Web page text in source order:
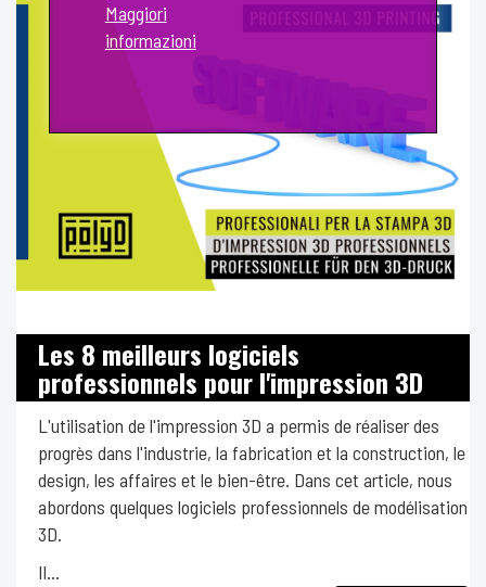
Les 8 meilleurs logiciels
professionnels pour l'impression 3D
L'utilisation de l'impression 3D a permis de réaliser des
progrès dans l'industrie, la fabrication et la construction, le
design, les affaires et le bien-être. Dans cet article, nous
abordons quelques logiciels professionnels de modélisation
3D.
Il...
Maggiori
informazioni